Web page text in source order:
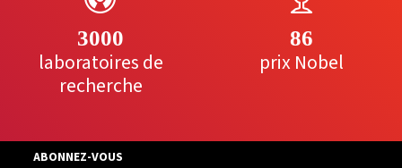
3000
laboratoires de
recherche
86
prix Nobel
ABONNEZ-VOUS